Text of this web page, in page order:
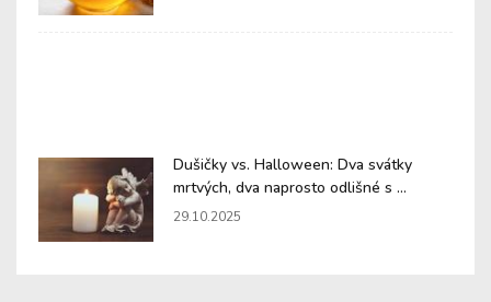
Dušičky vs. Halloween: Dva svátky
mrtvých, dva naprosto odlišné s ...
29.10.2025